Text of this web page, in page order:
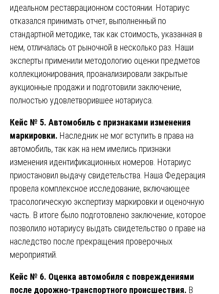
идеальном реставрационном состоянии. Нотариус
отказался принимать отчет, выполненный по
стандартной методике, так как стоимость, указанная в
нем, отличалась от рыночной в несколько раз. Наши
эксперты применили методологию оценки предметов
коллекционирования, проанализировали закрытые
аукционные продажи и подготовили заключение,
полностью удовлетворившее нотариуса.
Кейс № 5. Автомобиль с признаками изменения
маркировки. Наследник не мог вступить в права на
автомобиль, так как на нем имелись признаки
изменения идентификационных номеров. Нотариус
приостановил выдачу свидетельства. Наша Федерация
провела комплексное исследование, включающее
трасологическую экспертизу маркировки и оценочную
часть. В итоге было подготовлено заключение, которое
позволило нотариусу выдать свидетельство о праве на
наследство после прекращения проверочных
мероприятий.
Кейс № 6. Оценка автомобиля с повреждениями
после дорожно-транспортного происшествия. В